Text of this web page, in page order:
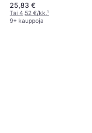
25,83 €
Tai 4,52 €/kk.¹
9+ kauppoja